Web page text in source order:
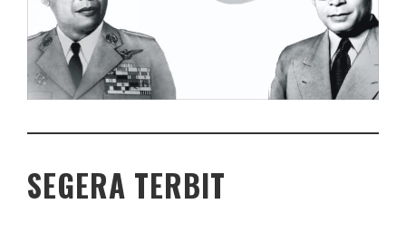
SEGERA TERBIT